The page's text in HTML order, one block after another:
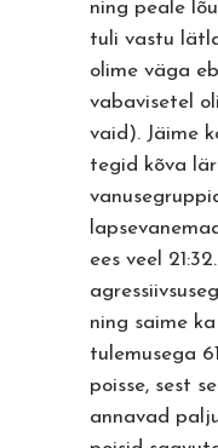
ning peale
tuli vastu
olime väga
vabavisetel
vaid). Jäime
tegid kõva
ees veel
ning saime
tulemusega
poisse, sest
annavad